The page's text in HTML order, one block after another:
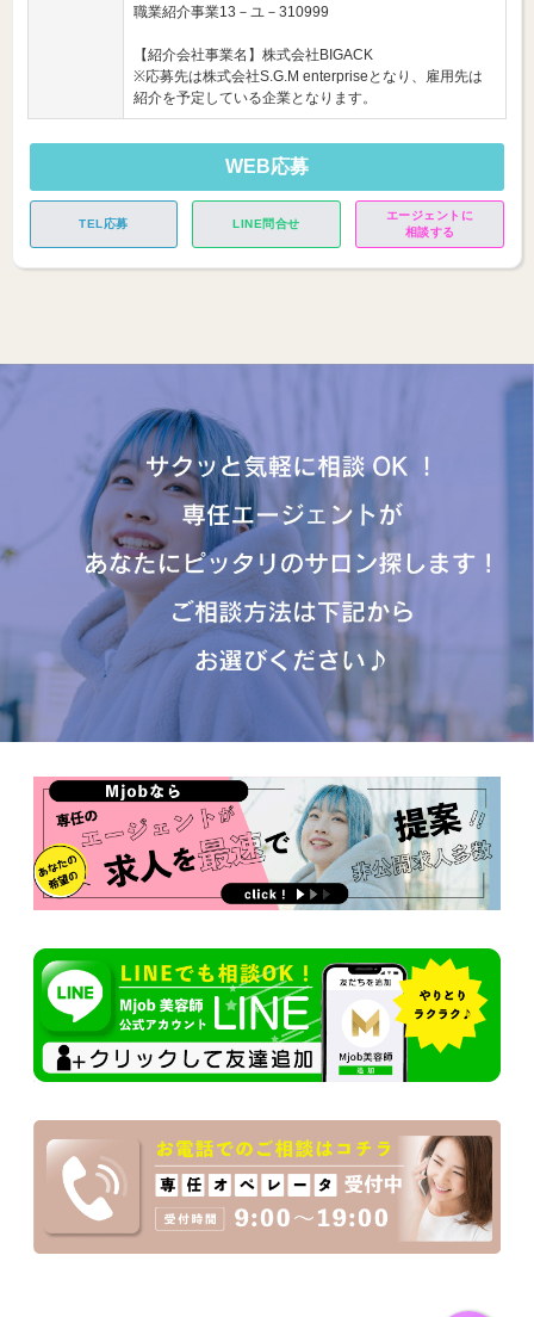
職業紹介事業13－ユ－310999
【紹介会社事業名】株式会社BIGACK
※応募先は株式会社S.G.M enterpriseとなり、雇用先は
紹介を予定している企業となります。
WEB応募
TEL応募 LINE問合せ
エージェントに
相談する